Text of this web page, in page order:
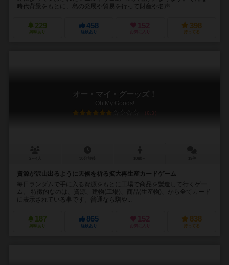
時代背景をもとに、島の発展や貿易を行って財産や名声...
229
興味あり
458
経験あり
152
お気に入り
398
持ってる
オー・マイ・グーッズ！
Oh My Goods!
6.3
資源が沢山出るように天候を祈る拡大再生産カードゲーム
毎日ランダムで手に入る資源をもとに工場で商品を製造して行くゲー
ム。 特徴的なのは、資源、建物(工場)、商品(生産物)、から全てカード
に表示されている事です。普通なら駒や...
187
興味あり
865
経験あり
152
お気に入り
838
持ってる